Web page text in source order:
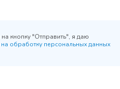
кнопку "Отправить", я даю
на обработку персональных данных